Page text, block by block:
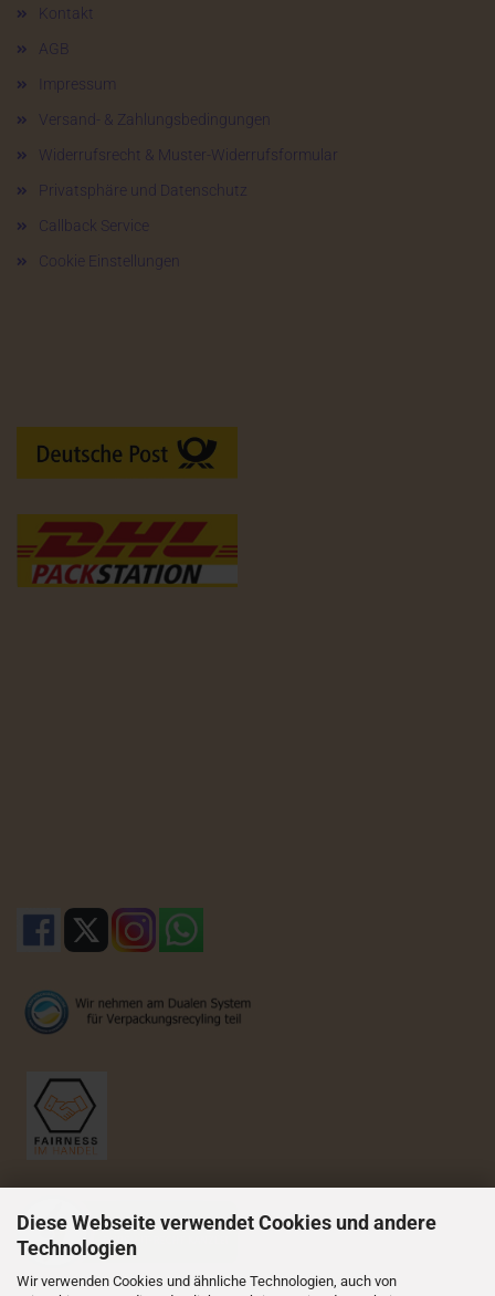
Diese Webseite verwendet Cookies und andere
Technologien
Wir verwenden Cookies und ähnliche Technologien, auch von
Kontakt
AGB
Impressum
Versand- & Zahlungsbedingungen
Widerrufsrecht & Muster-Widerrufsformular
Privatsphäre und Datenschutz
Callback Service
Cookie Einstellungen